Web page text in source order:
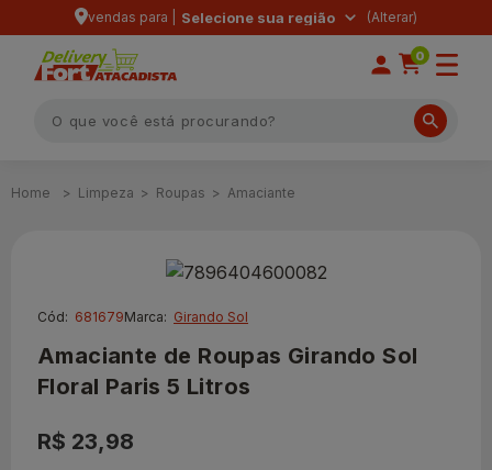
vendas para | Selecione sua região
0
Limpeza Roupas Amaciante
Cód: 681679Marca: Girando Sol
Amaciante de Roupas Girando Sol
Floral Paris 5 Litros
R$ 23,98